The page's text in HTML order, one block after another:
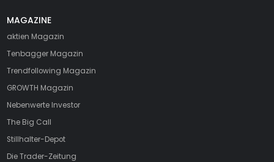
MAGAZINE
aktien Magazin
Tenbagger Magazin
Trendfollowing Magazin
GROWTH Magazin
Nebenwerte Investor
The Big Call
Stillhalter-Depot
Die Trader-Zeitung